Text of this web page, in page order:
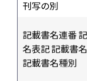
刊写の別
記載書名連番
名表記 記載書
記載書名種別